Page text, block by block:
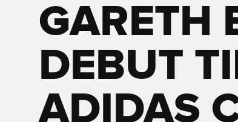
GARETH
DEBUT
ADIDAS